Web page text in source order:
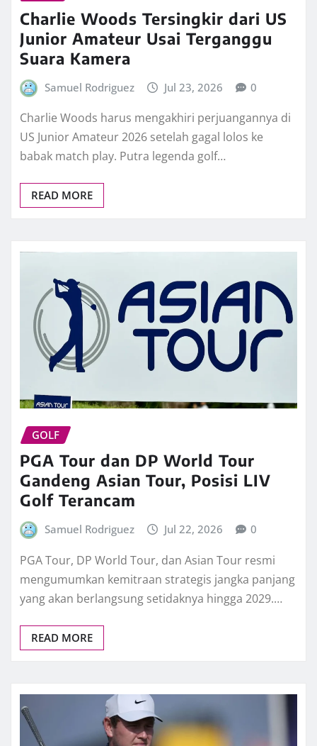
Charlie Woods Tersingkir dari US
Junior Amateur Usai Terganggu
Suara Kamera
Samuel Rodriguez Jul 23, 2026 0
Charlie Woods harus mengakhiri perjuangannya di
US Junior Amateur 2026 setelah gagal lolos ke
babak match play. Putra legenda golf…
READ MORE
GOLF
PGA Tour dan DP World Tour
Gandeng Asian Tour, Posisi LIV
Golf Terancam
Samuel Rodriguez Jul 22, 2026 0
PGA Tour, DP World Tour, dan Asian Tour resmi
mengumumkan kemitraan strategis jangka panjang
yang akan berlangsung setidaknya hingga 2029.…
READ MORE